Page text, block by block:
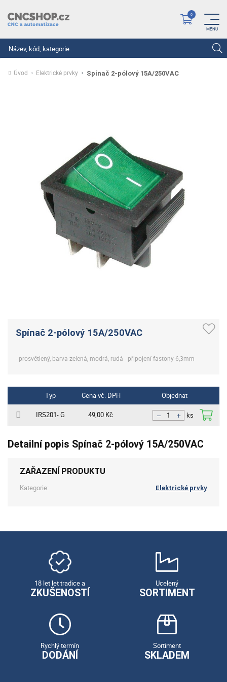
Úvod Elektrické prvky Spínač 2-pólový 15A/250VAC
Spínač 2-pólový 15A/250VAC
- prosvětlený, barva zelená, modrá, rudá - připojení fastony 6,3mm
Typ Cena vč. DPH Objednat
IRS201- G 49,00 Kč ks
Detailní popis Spínač 2-pólový 15A/250VAC
ZAŘAZENÍ PRODUKTU
Kategorie: Elektrické prvky
18 let let tradice a
ZKUŠENOSTÍ
Ucelený
SORTIMENT
Rychlý termín
DODÁNÍ
Sortiment
SKLADEM